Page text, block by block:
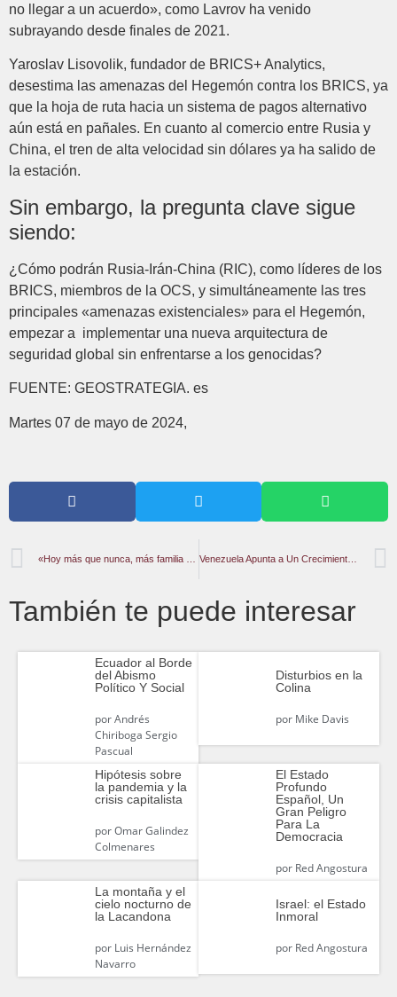
no llegar a un acuerdo», como Lavrov ha venido
subrayando desde finales de 2021.
Yaroslav Lisovolik, fundador de BRICS+ Analytics,
desestima las amenazas del Hegemón contra los BRICS, ya
que la hoja de ruta hacia un sistema de pagos alternativo
aún está en pañales. En cuanto al comercio entre Rusia y
China, el tren de alta velocidad sin dólares ya ha salido de
la estación.
Sin embargo, la pregunta clave sigue
siendo:
¿Cómo podrán Rusia-Irán-China (RIC), como líderes de los
BRICS, miembros de la OCS, y simultáneamente las tres
principales «amenazas existenciales» para el Hegemón,
empezar a implementar una nueva arquitectura de
seguridad global sin enfrentarse a los genocidas?
FUENTE: GEOSTRATEGIA. es
Martes 07 de mayo de 2024,
«Hoy más que nunca, más familia y más Patria» Venezuela Apunta a Un Crecimiento Récord en su Economía
También te puede interesar
Ecuador al Borde
del Abismo
Político Y Social
porAndrés
Chiriboga Sergio
Pascual
Disturbios en la
Colina
porMike Davis
Hipótesis sobre
la pandemia y la
crisis capitalista
porOmar Galindez
Colmenares
El Estado
Profundo
Español, Un
Gran Peligro
Para La
Democracia
porRed Angostura
La montaña y el
cielo nocturno de
la Lacandona
porLuis Hernández
Navarro
Israel: el Estado
Inmoral
porRed Angostura